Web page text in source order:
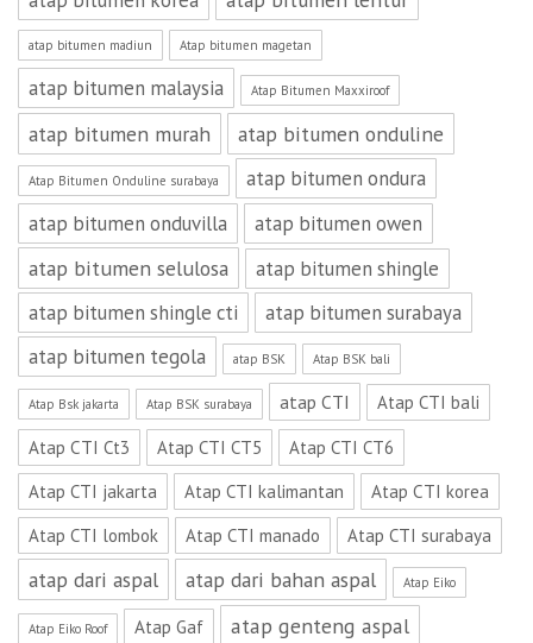
atap bitumen madiun Atap bitumen magetan
atap bitumen malaysia Atap Bitumen Maxxiroof
atap bitumen murah atap bitumen onduline
Atap Bitumen Onduline surabaya
atap bitumen ondura
atap bitumen onduvilla
atap bitumen owen
atap bitumen selulosa
atap bitumen shingle
atap bitumen shingle cti
atap bitumen surabaya
atap bitumen tegola
atap BSK Atap BSK bali
Atap Bsk jakarta Atap BSK surabaya atap CTI
Atap CTI bali
Atap CTI Ct3
Atap CTI CT5
Atap CTI CT6
Atap CTI jakarta
Atap CTI kalimantan
Atap CTI korea
Atap CTI lombok
Atap CTI manado Atap CTI surabaya
atap dari aspal atap dari bahan aspal Atap Eiko
Atap Eiko Roof Atap Gaf atap genteng aspal